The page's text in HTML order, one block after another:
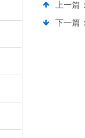
上一篇：
下一篇：